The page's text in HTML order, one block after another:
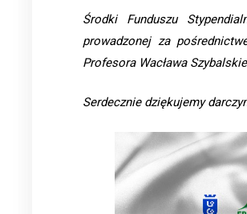
Środki Funduszu
prowadzonej za
Profesora Wacława
Serdecznie dziękujemy